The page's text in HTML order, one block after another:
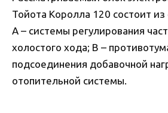
Тойота Королла 120 состоит
A – системы регулирования
холостого хода; B –
подсоединения добавочной
отопительной системы.